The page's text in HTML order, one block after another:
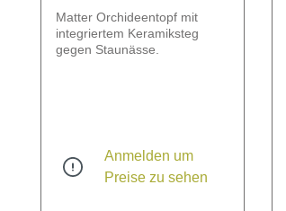
Matter Orchideentopf mit
integriertem Keramiksteg
gegen Staunässe.
Anmelden um
Preise zu sehen